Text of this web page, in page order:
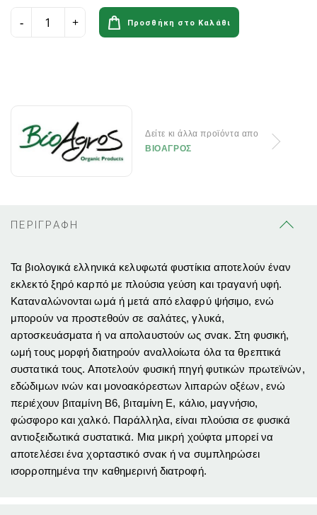
Προσθήκη στο Καλάθι
Δείτε κι άλλα προϊόντα απο
ΒΙΟΑΓΡΟΣ
ΠΕΡΙΓΡΑΦΗ
Τα βιολογικά ελληνικά κελυφωτά φυστίκια αποτελούν έναν
εκλεκτό ξηρό καρπό με πλούσια γεύση και τραγανή υφή.
Καταναλώνονται ωμά ή μετά από ελαφρύ ψήσιμο, ενώ
μπορούν να προστεθούν σε σαλάτες, γλυκά,
αρτοσκευάσματα ή να απολαυστούν ως σνακ. Στη φυσική,
ωμή τους μορφή διατηρούν αναλλοίωτα όλα τα θρεπτικά
συστατικά τους. Αποτελούν φυσική πηγή φυτικών πρωτεϊνών,
εδώδιμων ινών και μονοακόρεστων λιπαρών οξέων, ενώ
περιέχουν βιταμίνη Β6, βιταμίνη Ε, κάλιο, μαγνήσιο,
φώσφορο και χαλκό. Παράλληλα, είναι πλούσια σε φυσικά
αντιοξειδωτικά συστατικά. Μια μικρή χούφτα μπορεί να
αποτελέσει ένα χορταστικό σνακ ή να συμπληρώσει
ισορροπημένα την καθημερινή διατροφή.